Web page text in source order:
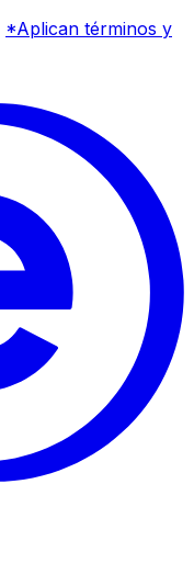
*Aplican términos y